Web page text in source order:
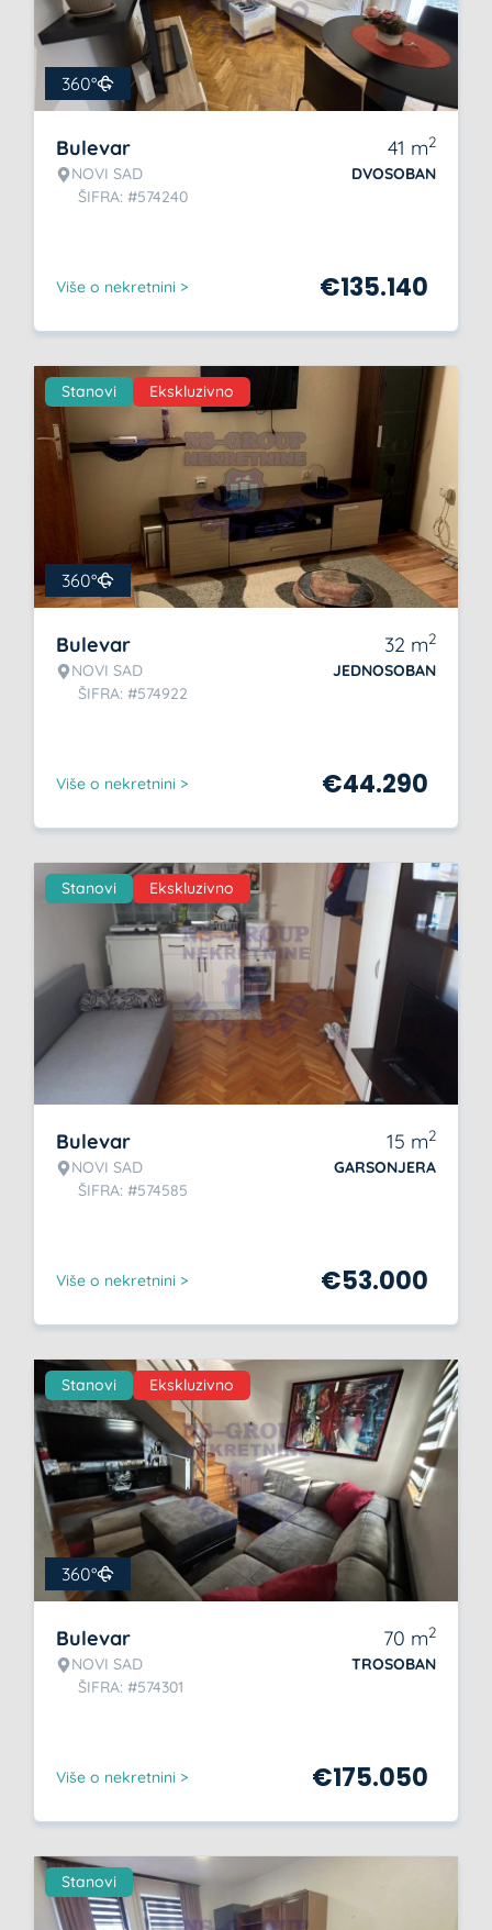
360°
Bulevar
NOVI SAD
ŠIFRA: #574240
41 m2
DVOSOBAN
Više o nekretnini > €135.140
Stanovi Ekskluzivno
360°
Bulevar
NOVI SAD
ŠIFRA: #574922
32 m2
JEDNOSOBAN
Više o nekretnini > €44.290
Stanovi Ekskluzivno
Bulevar
NOVI SAD
ŠIFRA: #574585
15 m2
GARSONJERA
Više o nekretnini > €53.000
Stanovi Ekskluzivno
360°
Bulevar
NOVI SAD
ŠIFRA: #574301
70 m2
TROSOBAN
Više o nekretnini > €175.050
Stanovi